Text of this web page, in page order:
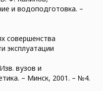
и водоподготовка. –
совершенства
эксплуатации
вузов и
– Минск, 2001. – №4.